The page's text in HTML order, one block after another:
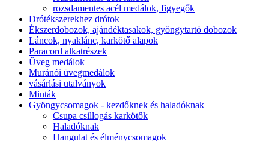
rozsdamentes acél medálok, figyegők
Drótékszerekhez drótok
Ékszerdobozok, ajándéktasakok, gyöngytartó dobozok
Láncok, nyaklánc, karkötő alapok
Paracord alkatrészek
Üveg medálok
Muránói üvegmedálok
vásárlási utalványok
Minták
Gyöngycsomagok - kezdőknek és haladóknak
Csupa csillogás karkötők
Haladóknak
Hangulat és élménycsomagok